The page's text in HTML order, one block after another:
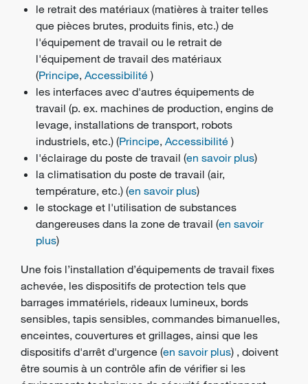
le retrait des matériaux (matières à traiter telles
que pièces brutes, produits finis, etc.) de
l'équipement de travail ou le retrait de
l'équipement de travail des matériaux
(Principe, Accessibilité )
les interfaces avec d'autres équipements de
travail (p. ex. machines de production, engins de
levage, installations de transport, robots
industriels, etc.) (Principe, Accessibilité )
l'éclairage du poste de travail (en savoir plus)
la climatisation du poste de travail (air,
température, etc.) (en savoir plus)
le stockage et l'utilisation de substances
dangereuses dans la zone de travail (en savoir
plus)
Une fois l’installation d’équipements de travail fixes
achevée, les dispositifs de protection tels que
barrages immatériels, rideaux lumineux, bords
sensibles, tapis sensibles, commandes bimanuelles,
enceintes, couvertures et grillages, ainsi que les
dispositifs d'arrêt d'urgence (en savoir plus) , doivent
être soumis à un contrôle afin de vérifier si les